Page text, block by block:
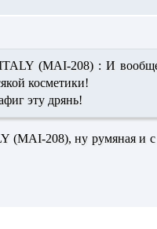
(MAI-208) : И
косметики!
эту дрянь!
(MAI-208),ну румяная и